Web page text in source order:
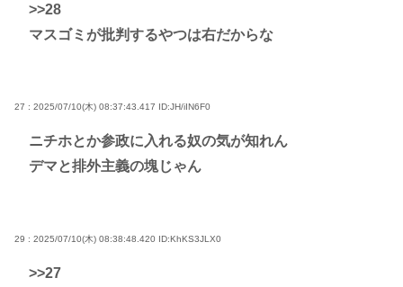
>>28
マスゴミが批判するやつは右だからな
27 : 2025/07/10(木) 08:37:43.417 ID:JH/iIN6F0
ニチホとか参政に入れる奴の気が知れん
デマと排外主義の塊じゃん
29 : 2025/07/10(木) 08:38:48.420 ID:KhKS3JLX0
>>27